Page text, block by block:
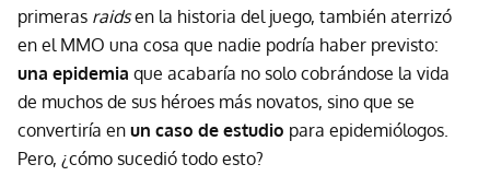
primeras raidsen la historia del juego, también aterrizó
en el MMO una cosa que nadie podría haber previsto:
una epidemia que acabaría no solo cobrándose la vida
de muchos de sus héroes más novatos, sino que se
convertiría en un caso de estudio para epidemiólogos.
Pero, ¿cómo sucedió todo esto?